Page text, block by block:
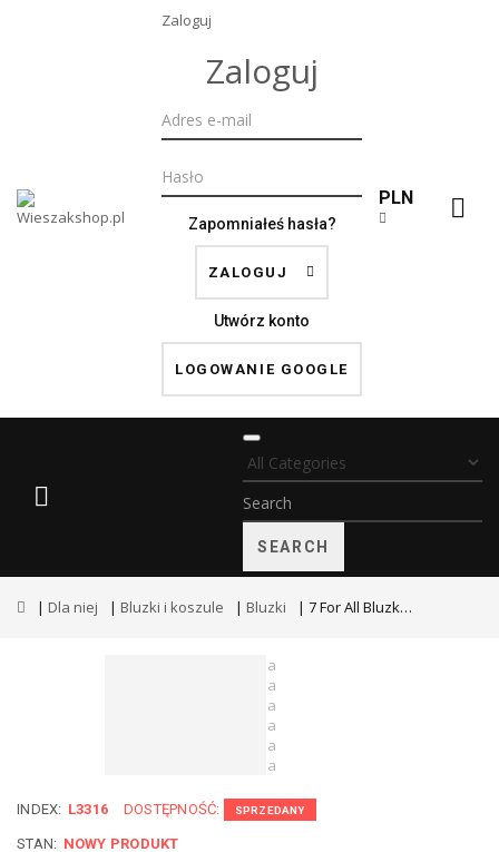
Zaloguj
Zaloguj
Zapomniałeś hasła?
ZALOGUJ
Utwórz konto
LOGOWANIE GOOGLE
PLN
SEARCH
Dla niej Bluzki i koszule Bluzki 7 For All Bluzka Camisa
INDEX: L3316 DOSTĘPNOŚĆ: SPRZEDANY
STAN: NOWY PRODUKT